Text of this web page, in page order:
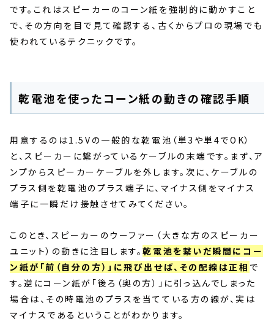
です。これはスピーカーのコーン紙を強制的に動かすこと
で、その方向を目で見て確認する、古くからプロの現場でも
使われているテクニックです。
乾電池を使ったコーン紙の動きの確認手順
用意するのは1.5Vの一般的な乾電池（単3や単4でOK）
と、スピーカーに繋がっているケーブルの末端です。まず、ア
ンプからスピーカーケーブルを外します。次に、ケーブルの
プラス側を乾電池のプラス端子に、マイナス側をマイナス
端子に一瞬だけ接触させてみてください。
このとき、スピーカーのウーファー（大きな方のスピーカー
ユニット）の動きに注目します。乾電池を繋いだ瞬間にコー
ン紙が「前（自分の方）」に飛び出せば、その配線は正相 で
す。逆にコーン紙が「後ろ（奥の方）」に引っ込んでしまった
場合は、その時電池のプラスを当てている方の線が、実は
マイナスであるということがわかります。